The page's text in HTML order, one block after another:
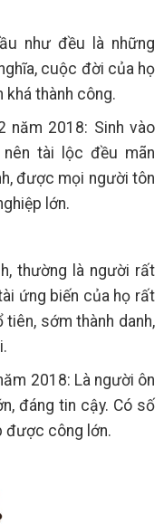
như đều là những
cuộc đời của họ
thành công.
năm 2018: Sinh vào
tài lộc đều mãn
được mọi người tôn
lớn.
thường là người rất
ứng biến của họ rất
sớm thành danh,
2018: Là người ôn
đáng tin cậy. Có số
được công lớn.